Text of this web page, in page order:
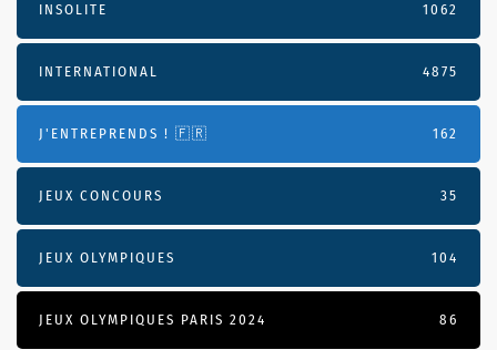
INSOLITE 1062
INTERNATIONAL 4875
J'ENTREPRENDS ! 🇫🇷 162
JEUX CONCOURS 35
JEUX OLYMPIQUES 104
JEUX OLYMPIQUES PARIS 2024 86